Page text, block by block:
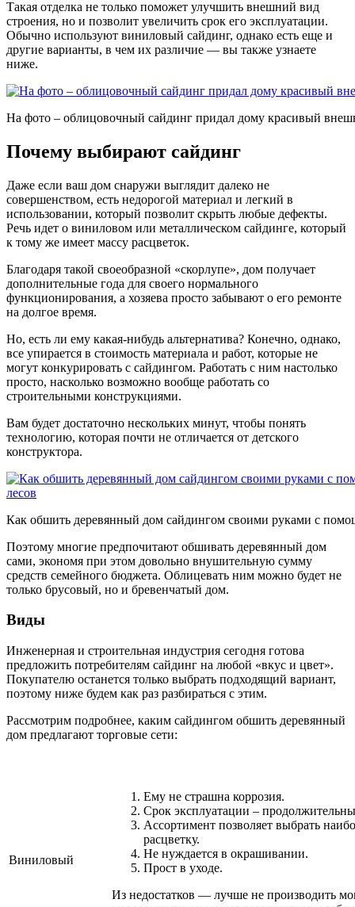
Такая отделка не только поможет улучшить внешний вид
строения, но и позволит увеличить срок его эксплуатации.
Обычно используют виниловый сайдинг, однако есть еще и
другие варианты, в чем их различие — вы также узнаете
ниже.
На фото – облицовочный сайдинг придал дому красивый
Почему выбирают сайдинг
Даже если ваш дом снаружи выглядит далеко не
совершенством, есть недорогой материал и легкий в
использовании, который позволит скрыть любые дефекты.
Речь идет о виниловом или металлическом сайдинге, который
к тому же имеет массу расцветок.
Благодаря такой своеобразной «скорлупе», дом получает
дополнительные года для своего нормального
функционирования, а хозяева просто забывают о его ремонте
на долгое время.
Но, есть ли ему какая-нибудь альтернатива? Конечно, однако,
все упирается в стоимость материала и работ, которые не
могут конкурировать с сайдингом. Работать с ним настолько
просто, насколько возможно вообще работать со
строительными конструкциями.
Вам будет достаточно нескольких минут, чтобы понять
технологию, которая почти не отличается от детского
конструктора.
Как обшить деревянный дом сайдингом своими руками с
Поэтому многие предпочитают обшивать деревянный дом
сами, экономя при этом довольно внушительную сумму
средств семейного бюджета. Облицевать ним можно будет не
только брусовый, но и бревенчатый дом.
Виды
Инженерная и строительная индустрия сегодня готова
предложить потребителям сайдинг на любой «вкус и цвет».
Покупателю останется только выбрать подходящий вариант,
поэтому ниже будем как раз разбираться с этим.
Рассмотрим подробнее, каким сайдингом обшить деревянный
дом предлагают торговые сети:
Виниловый
Ему не страшна коррозия.
Срок эксплуатации –
Ассортимент позволяет выбрать
расцветку.
Не нуждается в окрашивании.
Прост в уходе.
Из недостатков — лучше не производить